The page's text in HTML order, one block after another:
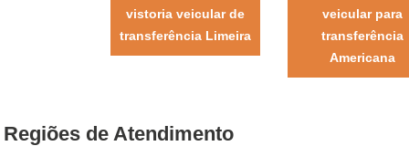
vistoria veicular de
transferência Limeira
veicular para
transferência
Americana
Regiões de Atendimento